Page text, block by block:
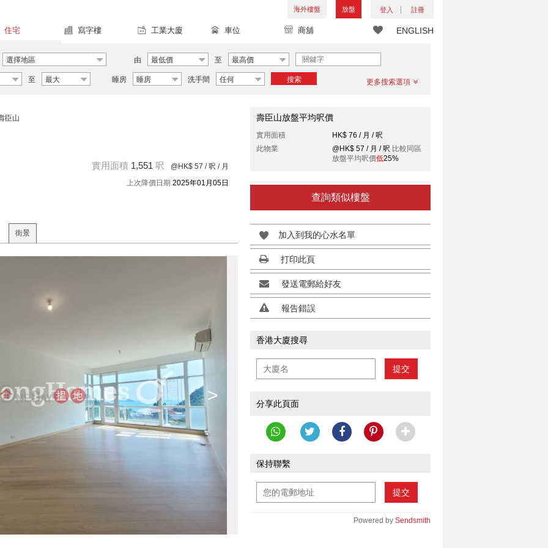
海外樓盤 放盤 登入 註冊
ENGLISH
住宅 寫字樓 工業大廈 車位 商舖
選擇地區 由 最低價 至 最高價
至 最大 睡房 睡房 洗手間 任何 搜索 更多搜索選項
臣山
實用面積 1,551 呎 @HK$ 57 / 呎 / 月
上次降價日期 2025年01月05日
街景
>
壽臣山放盤平均呎價
實用面積
HK$ 76 / 月 / 呎
此物業
@HK$ 57 / 月 / 呎 比較同區
放盤平均呎價低25%
查詢類似樓盤
加入到我的心水名單
打印此頁
發送電郵給好友
報告錯誤
香港大廈搜尋
提交
分享此頁面
保持聯繫
提交
Powered by Sendsmith